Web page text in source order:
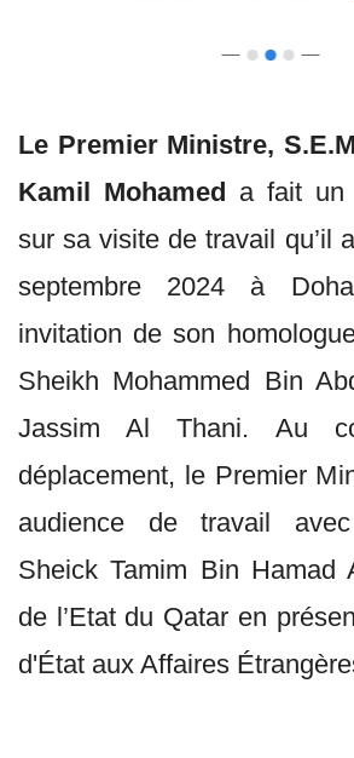
Le Premier Ministre,
Kamil Mohamed a fait un
sur sa visite de travail qu’il
septembre 2024 à
invitation de son
Sheikh Mohammed Bin
Jassim Al Thani. Au
déplacement, le Premier
audience de travail
Sheick Tamim Bin Hamad
de l’Etat du Qatar en
d'État aux Affaires